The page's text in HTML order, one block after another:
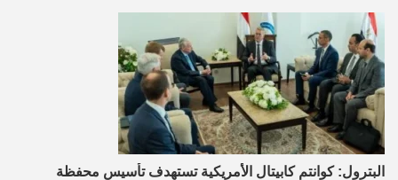
البترول: كوانتم كابيتال الأمريكية تستهدف تأسيس محفظة